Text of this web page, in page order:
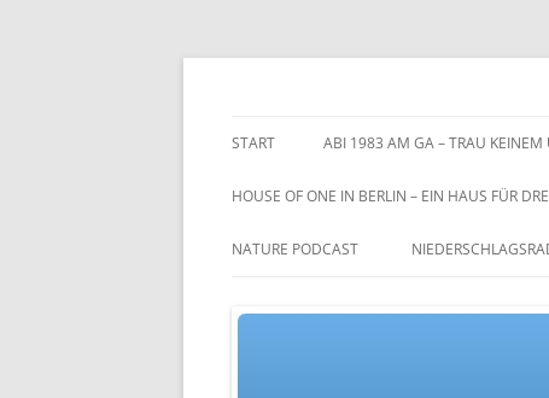
Zum
START ABI 1983 AM GA – TRAU KEINEM
HOUSE OF ONE IN BERLIN – EIN HAUS FÜR
NATURE PODCAST